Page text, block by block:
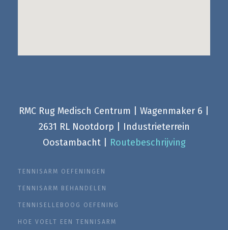
RMC Rug Medisch Centrum | Wagenmaker 6 |
2631 RL Nootdorp | Industrieterrein
Oostambacht |
Routebeschrijving
TENNISARM OEFENINGEN
TENNISARM BEHANDELEN
TENNISELLEBOOG OEFENING
HOE VOELT EEN TENNISARM